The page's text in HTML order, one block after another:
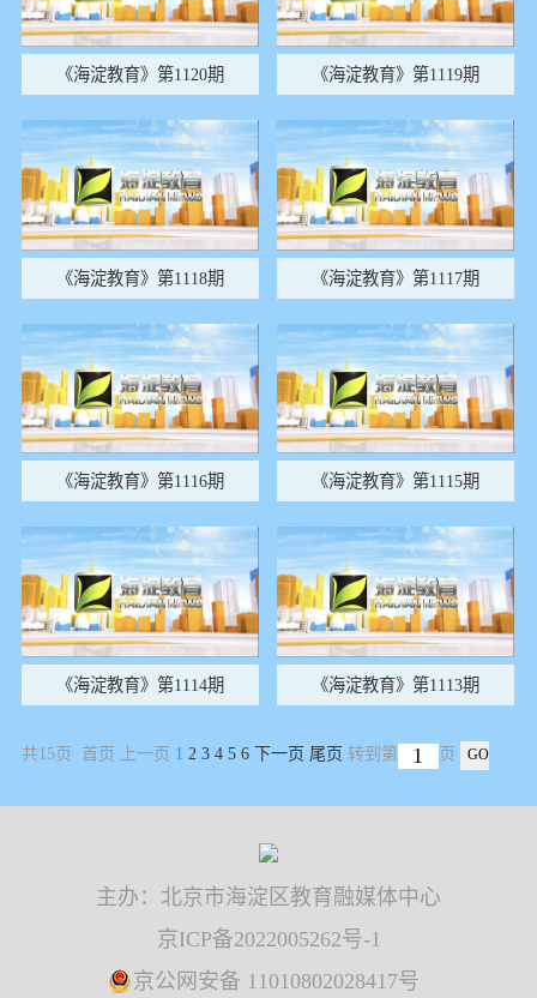
《海淀教育》第1120期 《海淀教育》第1119期
《海淀教育》第1118期 《海淀教育》第1117期
《海淀教育》第1116期 《海淀教育》第1115期
《海淀教育》第1114期 《海淀教育》第1113期
共15页 首页 上一页 1 2 3 4 5 6 下一页 尾页 转到第 页
主办：北京市海淀区教育融媒体中心
京ICP备2022005262号-1
京公网安备 11010802028417号